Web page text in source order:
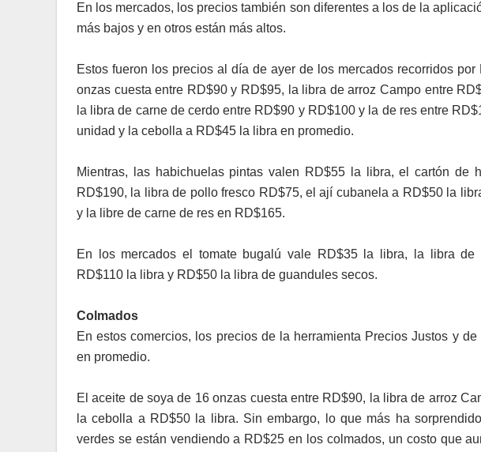
En los mercados, los precios también son diferentes a los de la
más bajos y en otros están más altos.
Estos fueron los precios al día de ayer de los mercados recorridos
onzas cuesta entre RD$90 y RD$95, la libra de arroz Campo entre
la libra de carne de cerdo entre RD$90 y RD$100 y la de res entre
unidad y la cebolla a RD$45 la libra en promedio.
Mientras, las habichuelas pintas valen RD$55 la libra, el cartón de
RD$190, la libra de pollo fresco RD$75, el ají cubanela a RD$50 la
y la libre de carne de res en RD$165.
En los mercados el tomate bugalú vale RD$35 la libra, la libra de
RD$110 la libra y RD$50 la libra de guandules secos.
Colmados
En estos comercios, los precios de la herramienta Precios Justos y
en promedio.
El aceite de soya de 16 onzas cuesta entre RD$90, la libra de arroz
la cebolla a RD$50 la libra. Sin embargo, lo que más ha
verdes se están vendiendo a RD$25 en los colmados, un costo que